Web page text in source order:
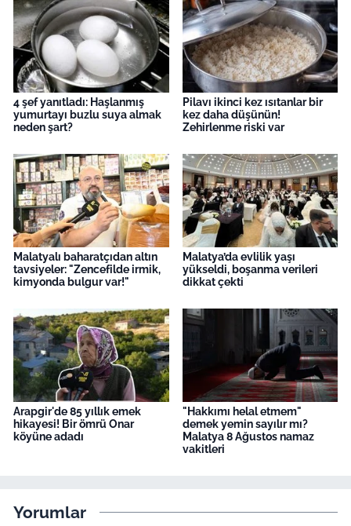
4 şef yanıtladı: Haşlanmış
yumurtayı buzlu suya almak
neden şart?
Pilavı ikinci kez ısıtanlar bir
kez daha düşünün!
Zehirlenme riski var
Malatyalı baharatçıdan altın
tavsiyeler: "Zencefilde irmik,
kimyonda bulgur var!"
Malatya’da evlilik yaşı
yükseldi, boşanma verileri
dikkat çekti
Arapgir'de 85 yıllık emek
hikayesi! Bir ömrü Onar
köyüne adadı
"Hakkımı helal etmem"
demek yemin sayılır mı?
Malatya 8 Ağustos namaz
vakitleri
Yorumlar